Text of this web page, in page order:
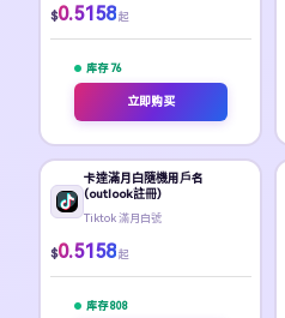
$0.5158 起
库存 76
立即购买
卡達滿月白隨機用戶名
(outlook註冊)
Tiktok 滿月白號
$0.5158 起
库存 808